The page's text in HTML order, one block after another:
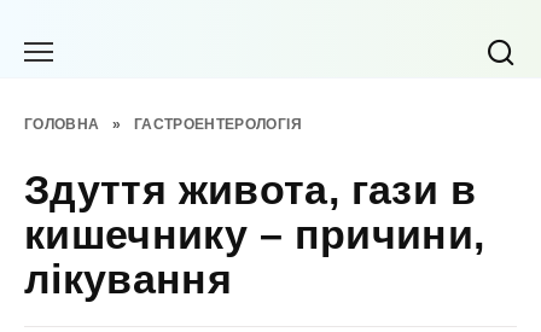
ГОЛОВНА » ГАСТРОЕНТЕРОЛОГІЯ
Здуття живота, гази в
кишечнику – причини,
лікування